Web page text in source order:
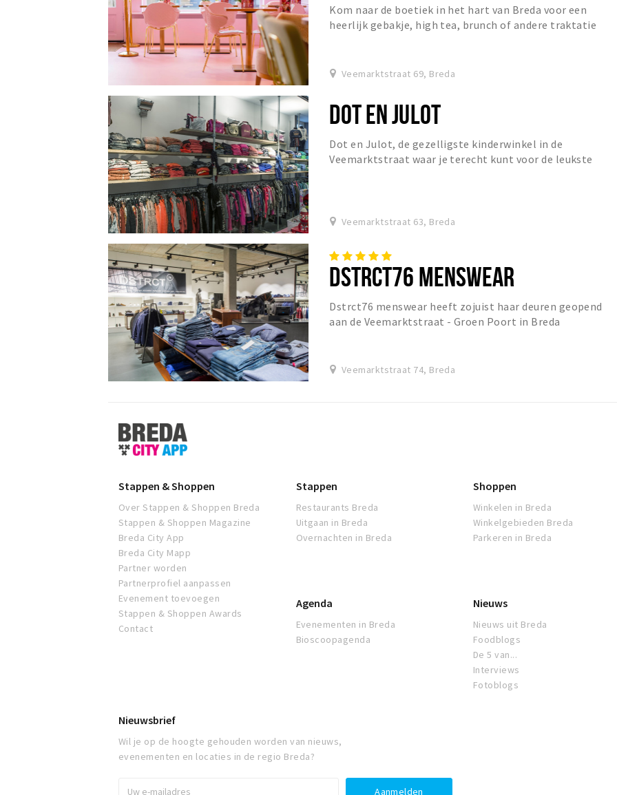
Kom naar de boetiek in het hart van Breda voor een
heerlijk gebakje, high tea, brunch of andere traktatie
Veemarktstraat 69, Breda
DOT EN JULOT
Dot en Julot, de gezelligste kinderwinkel in de
Veemarktstraat waar je terecht kunt voor de leukste
Veemarktstraat 63, Breda
DSTRCT76 MENSWEAR
Dstrct76 menswear heeft zojuist haar deuren geopend
aan de Veemarktstraat - Groen Poort in Breda
Veemarktstraat 74, Breda
Stappen
&
Shoppen
Stappen & Shoppen
Over Stappen & Shoppen Breda
Stappen & Shoppen Magazine
Breda City App
Breda City Mapp
Partner worden
Partnerprofiel aanpassen
Evenement toevoegen
Stappen & Shoppen Awards
Contact
Stappen
Restaurants Breda
Uitgaan in Breda
Overnachten in Breda
Shoppen
Winkelen in Breda
Winkelgebieden Breda
Parkeren in Breda
Agenda
Evenementen in Breda
Bioscoopagenda
Nieuws
Nieuws uit Breda
Foodblogs
De 5 van...
Interviews
Fotoblogs
Nieuwsbrief
Wil je op de hoogte gehouden worden van nieuws,
evenementen en locaties in de regio Breda?